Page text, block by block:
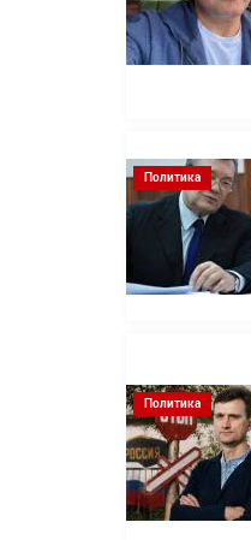
Политика
Политика